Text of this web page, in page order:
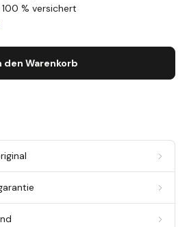
% versichert
den Warenkorb